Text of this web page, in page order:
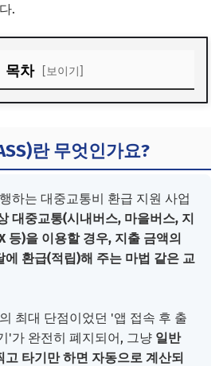
.
목차 [보이기]
및 가입 방법
란 무엇인가요?
하는 대중교통비 환급 지원 사업
대중교통(시내버스, 마을버스, 지
등)을 이용할 경우, 지출 금액의
에 환급(적립)해 주는 마법 같은 교
최대 단점이었던 '앱 접속 후 출
'가 완전히 폐지되어, 그냥 일반
고 타기만 하면 자동으로 계산되